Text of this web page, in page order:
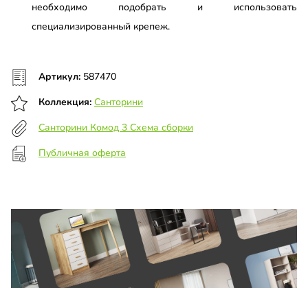
необходимо подобрать и использовать
специализированный крепеж.
Артикул: 587470
Коллекция: Санторини
Санторини Комод 3 Схема сборки
Публичная оферта